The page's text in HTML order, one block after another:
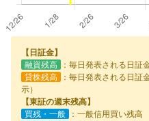
【日証金】
融資残高
：毎日発表される日証
貸株残高
：毎日発表される日証
示）
【東証の週末残高】
買残・一般
：一般信用買い残高